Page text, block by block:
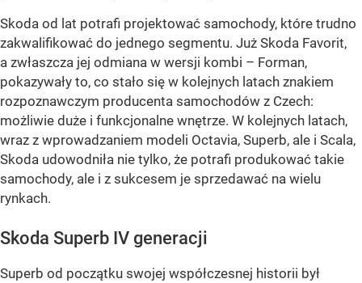
Skoda od lat potrafi projektować samochody, które trudno
zakwalifikować do jednego segmentu. Już Skoda Favorit,
a zwłaszcza jej odmiana w wersji kombi – Forman,
pokazywały to, co stało się w kolejnych latach znakiem
rozpoznawczym producenta samochodów z Czech:
możliwie duże i funkcjonalne wnętrze. W kolejnych latach,
wraz z wprowadzaniem modeli Octavia, Superb, ale i Scala,
Skoda udowodniła nie tylko, że potrafi produkować takie
samochody, ale i z sukcesem je sprzedawać na wielu
rynkach.
Skoda Superb IV generacji
Superb od początku swojej współczesnej historii był